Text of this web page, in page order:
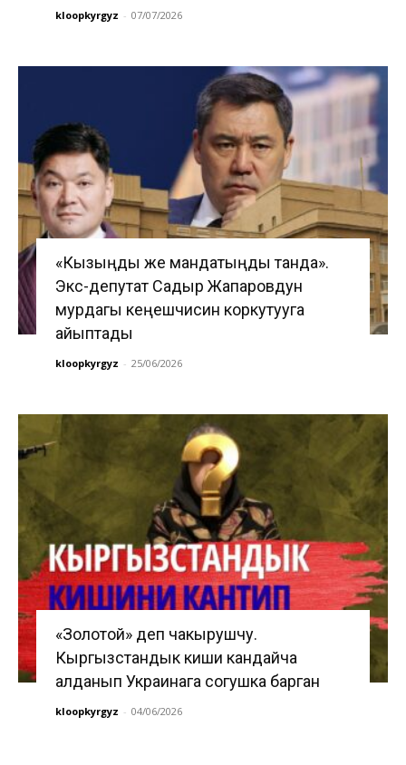
kloopkyrgyz - 07/07/2026
«Кызыңды же мандатыңды танда».
Экс-депутат Садыр Жапаровдун
мурдагы кеңешчисин коркутууга
айыптады
kloopkyrgyz - 25/06/2026
«Золотой» деп чакырушчу.
Кыргызстандык киши кандайча
алданып Украинага согушка барган
kloopkyrgyz - 04/06/2026